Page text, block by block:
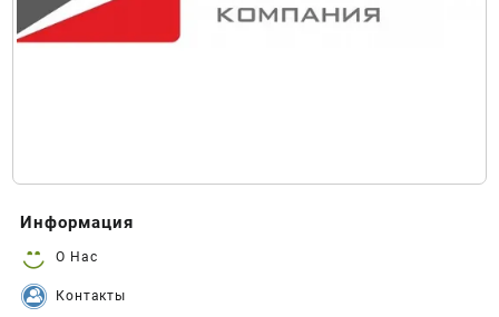
Информация
О Нас
Контакты